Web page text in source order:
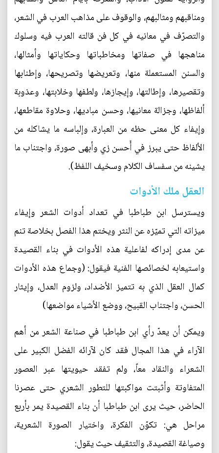
ومناقبهم ومثالبهم، والوقوف على مذاهب العرب في الشعر،
والتصرّف في معانيه في كل فن قالته العرب فيه وسلوك
مناهجها في صفاتها ومخاطباتها وحكاياتها وأمثالها،
والسنن المستعملة منها، وتعريضها وتصريحها، وإطنابها
وتقصيرها، وإطالتها، وإيجازها، ولطفها وخلابتها، وعذوبة
ألفاظها، وجزالة معانيها، وحسن مباديها، وحلاوة مقاطعها،
وإيفاء كل معنى حظه من العبارة، وإلباسه ما يشاكله من
الألفاظ حتى يبرز في أَحسن زي وأبهى صورة، واجتناب ما
يشينه من سفساف الكلام وسخيف اللفظ).
العقل ملك الأدوات
ويسترسل ابن طباطبا في تعداد أدوات الشعر وإيفاء
ميزاته التي تميّزه عن النثر ويختم هذا الفصل بخلاصة تنم
عن مدى إدراكه لفاعلية هذه الأدوات في بناء القصيدة
واستيعابه لخصائصها الفنية فيقول: (وجماع هذه الأدوات
كمال العقل الذي به تتميز الأضداد، ولزوم العدل، وإيثار
الحسن، واجتناب القبيح، ووضع الأشياء مواضعها)
ويمكن أن يعدّ رأي ابن طباطبا في صناعة الشعر من أهم
الآراء في هذا المجال فقد كان لآرائه الفضل الكبير على
الشعراء والنقاد معاً، ولم تفقد حيويتها عبر العصور
المتفاوتة وأثبتت مواكبتها للتطور الشعري حتى عصرنا
الحاضر، حيث يرى ابن طباطبا أن بناء القصيدة يمر بأربع
مراحل هي: تكوّن الفكرة، واختيار الصورة الشعرية،
وصياغة القصيدة، والتثقيف حيث يقول: